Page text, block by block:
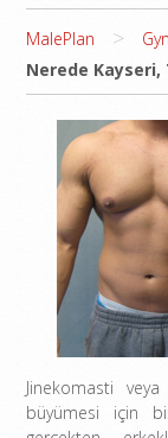
MalePlan >
Nerede Kayseri,
Jinekomasti
büyümesi için